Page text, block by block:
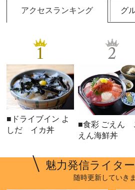
アクセスランキング グ
1
■ドライブイン よ
しだ イカ丼
2
■食彩 ごえん
えん海鮮丼
魅力発信ライタ
随時更新していき